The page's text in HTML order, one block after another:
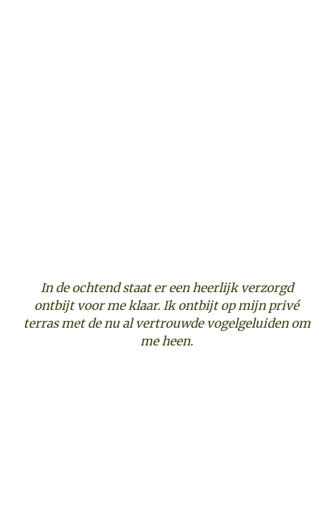
In de ochtend staat er een heerlijk verzorgd
ontbijt voor me klaar. Ik ontbijt op mijn privé
terras met de nu al vertrouwde vogelgeluiden om
me heen.